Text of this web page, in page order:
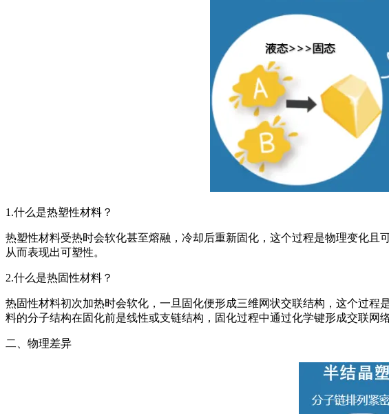
1.什么是热塑性材料？
热塑性材料受热时会软化甚至熔融，冷却后重新固化，这个过程是物理变化且
从而表现出可塑性。
2.什么是热固性材料？
热固性材料初次加热时会软化，一旦固化便形成三维网状交联结构，这个过
料的分子结构在固化前是线性或支链结构，固化过程中通过化学键形成交联网
二、物理差异